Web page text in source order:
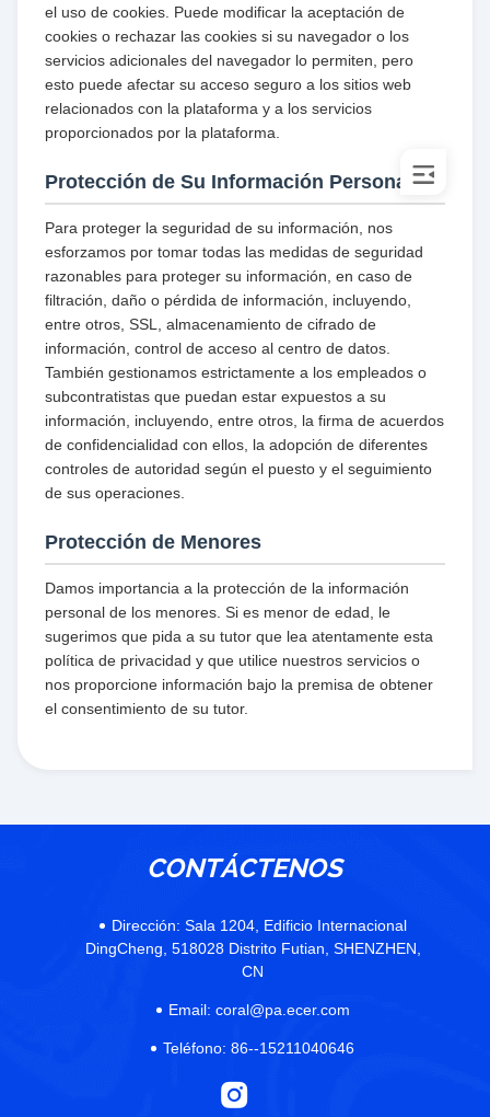
el uso de cookies. Puede modificar la aceptación de
cookies o rechazar las cookies si su navegador o los
servicios adicionales del navegador lo permiten, pero
esto puede afectar su acceso seguro a los sitios web
relacionados con la plataforma y a los servicios
proporcionados por la plataforma.
Protección de Su Información Personal
Para proteger la seguridad de su información, nos
esforzamos por tomar todas las medidas de seguridad
razonables para proteger su información, en caso de
filtración, daño o pérdida de información, incluyendo,
entre otros, SSL, almacenamiento de cifrado de
información, control de acceso al centro de datos.
También gestionamos estrictamente a los empleados o
subcontratistas que puedan estar expuestos a su
información, incluyendo, entre otros, la firma de acuerdos
de confidencialidad con ellos, la adopción de diferentes
controles de autoridad según el puesto y el seguimiento
de sus operaciones.
Protección de Menores
Damos importancia a la protección de la información
personal de los menores. Si es menor de edad, le
sugerimos que pida a su tutor que lea atentamente esta
política de privacidad y que utilice nuestros servicios o
nos proporcione información bajo la premisa de obtener
el consentimiento de su tutor.
CONTÁCTENOS
Dirección: Sala 1204, Edificio Internacional
DingCheng, 518028 Distrito Futian, SHENZHEN,
CN
Email: coral@pa.ecer.com
Teléfono: 86--15211040646